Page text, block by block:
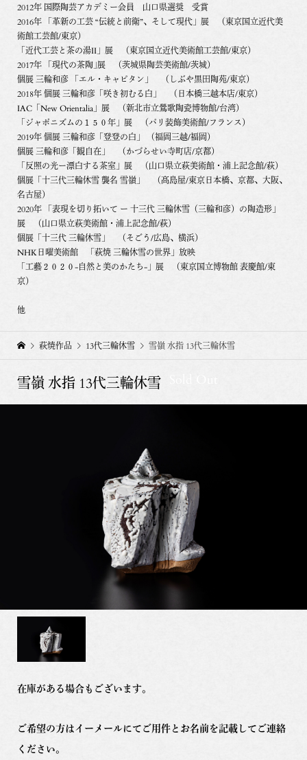
2012年 国際陶芸アカデミー会員 山口県選奨 受賞
2016年 「革新の工芸 “伝統と前衛”、そして現代」展 （東京国立近代美
術館工芸館/東京）
「近代工芸と茶の湯II」展 （東京国立近代美術館工芸館/東京）
2017年 「現代の茶陶｣展 （茨城県陶芸美術館/茨城）
個展 三輪和彦 「エル・キャピタン」 （しぶや黒田陶苑/東京）
2018年 個展 三輪和彦「咲き初むる白」 （日本橋三越本店/東京）
IAC「New Orientalia」展 （新北市立鶯歌陶瓷博物館/台湾）
「ジャポニズムの１５０年」展 （パリ装飾美術館/フランス）
2019年 個展 三輪和彦「登登の白」 （福岡三越/福岡）
個展 三輪和彦「観自在」 （かづらせい寺町店/京都）
「反照の光ー漂白する茶室」展 （山口県立萩美術館・浦上記念館/萩）
個展「十三代三輪休雪 襲名 雪嶺」 （髙島屋/東京日本橋、京都、大阪、
名古屋）
2020年 「表現を切り拓いて ー 十三代 三輪休雪（三輪和彦）の陶造形」
展 （山口県立萩美術館・浦上記念館/萩）
個展「十三代 三輪休雪」 （そごう/広島、横浜）
NHK日曜美術館 「萩焼 三輪休雪の世界」放映
「工藝２０２０-自然と美のかたち-」展 （東京国立博物館 表慶館/東
京）
他
萩焼作品 13代三輪休雪 雪嶺 水指 13代三輪休雪
雪嶺 水指 13代三輪休雪
在庫がある場合もございます。
ご希望の方はイーメールにてご用件とお名前を記載してご連絡
ください。